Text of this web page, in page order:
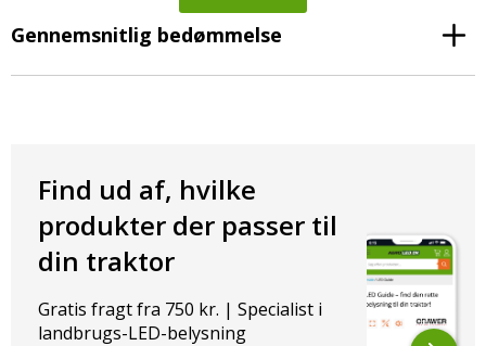
Gennemsnitlig bedømmelse
Find ud af, hvilke
produkter der passer til
din traktor
Gratis fragt fra 750 kr. | Specialist i
landbrugs-LED-belysning